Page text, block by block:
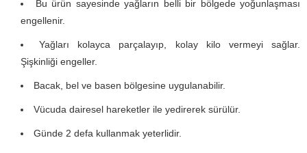
Bu ürün sayesinde yağların belli bir bölgede yoğunlaşması
engellenir.
Yağları kolayca parçalayıp, kolay kilo vermeyi sağlar.
Şişkinliği engeller.
Bacak, bel ve basen bölgesine uygulanabilir.
Vücuda dairesel hareketler ile yedirerek sürülür.
Günde 2 defa kullanmak yeterlidir.